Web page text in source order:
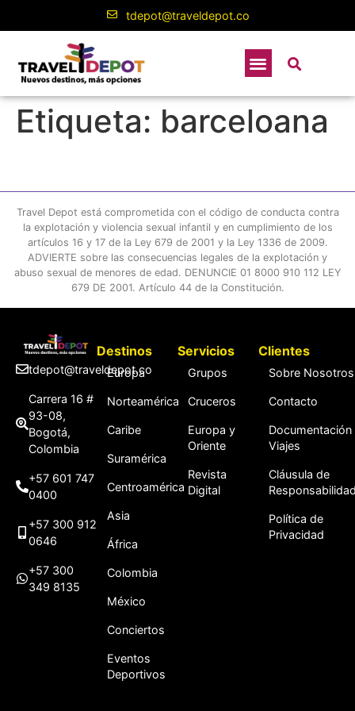
tdepot@traveldepot.co
Etiqueta: barceloana
Travel Depot está comprometida con el código de conducta contra
la explotación y violencia sexual infantil y en cumplimiento de los
artículos 16 y 17 de la Ley 679 de 2001 y la Ley 1336 de 2009.
ADVIERTE sobre las consecuencias legales de la explotación y
abuso sexual de menores de edad. DENUNCIE 01 8000 910 112 LEY
679 DE 2001. Artículo 44 de la Constitución.
tdepot@traveldepot.co
Carrera 16 #
93-08,
Bogotá,
Colombia
+57 601 747
0400
+57 300 912
0646
+57 300
349 8135
Destinos
Europa
Norteamérica
Caribe
Suramérica
Centroamérica
Asia
África
Colombia
México
Conciertos
Eventos
Deportivos
Servicios
Grupos
Cruceros
Europa y
Oriente
Revista
Digital
Clientes
Sobre Nosotros
Contacto
Documentación
Viajes
Cláusula de
Política de
Privacidad